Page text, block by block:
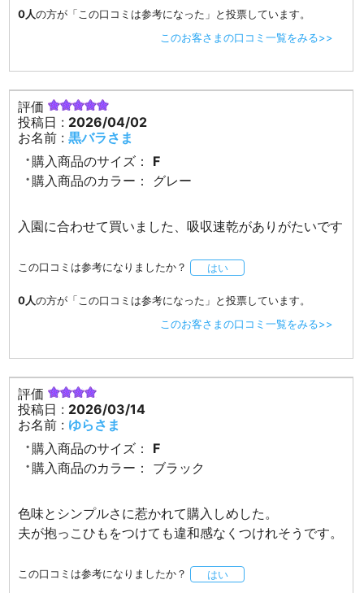
0人の方が「この口コミは参考になった」と投票しています。
このお客さまの口コミ一覧をみる>>
評価
投稿日 : 2026/04/02
お名前 :黒バラさま
購入商品のサイズ：
F
購入商品のカラー：
グレー
入園に合わせて買いました、吸収速乾がありがたいです
この口コミは参考になりましたか？ はい
0人の方が「この口コミは参考になった」と投票しています。
このお客さまの口コミ一覧をみる>>
評価
投稿日 : 2026/03/14
お名前 : ゆらさま
購入商品のサイズ：
F
購入商品のカラー：
ブラック
色味とシンプルさに惹かれて購入しめした。
夫が抱っこひもをつけても違和感なくつけれそうです。
この口コミは参考になりましたか？ はい